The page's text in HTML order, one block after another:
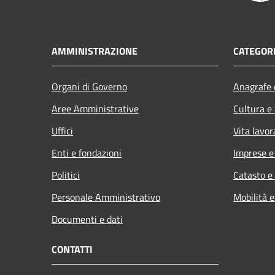
AMMINISTRAZIONE
Organi di Governo
Aree Amministrative
Uffici
Enti e fondazioni
Politici
Personale Amministrativo
Documenti e dati
Cultura
Vita
Imprese
Catasto
Mobilità
CONTATTI